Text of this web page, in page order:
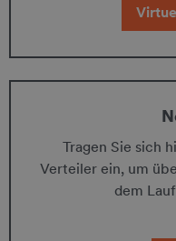
Tragen Sie sich
Verteiler ein, um
dem